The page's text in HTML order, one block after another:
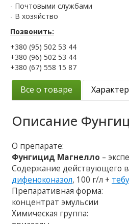
- Почтовыми службами
- В хозяйство
Позвонить:
+380 (95) 502 53 44
+380 (96) 502 53 44
+380 (67) 558 15 87
Все о товаре
Описание
О препарате:
Фунгицид Магнелло –
Содержание действующего
дифеноконазол, 100 г/л +
Препаративная форма:
концентрат эмульсии
Химическая группа: